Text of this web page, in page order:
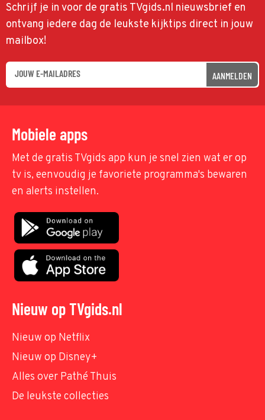
Schrijf je in voor de gratis TVgids.nl nieuwsbrief en
ontvang iedere dag de leukste kijktips direct in jouw
mailbox!
AANMELDEN
Mobiele apps
Met de gratis TVgids app kun je snel zien wat er op
tv is, eenvoudig je favoriete programma's bewaren
en alerts instellen.
Nieuw op TVgids.nl
Nieuw op Netflix
Nieuw op Disney+
Alles over Pathé Thuis
De leukste collecties